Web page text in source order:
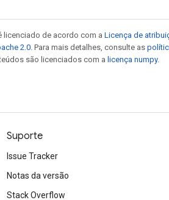
licenciado de acordo com a Licença de
2.0 . Para mais detalhes, consulte as
são licenciados com a licença numpy.
Suporte
Issue Tracker
Notas da versão
Stack Overflow